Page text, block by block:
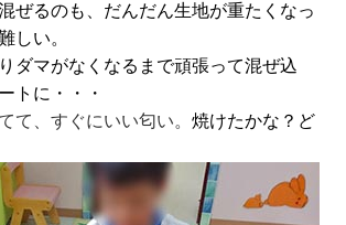
ぜるのも、だんだん生地が重たくなっ
しい。
ダマがなくなるまで頑張って混ぜ込
トに・・・
て、すぐにいい匂い。 焼けたかな？ど